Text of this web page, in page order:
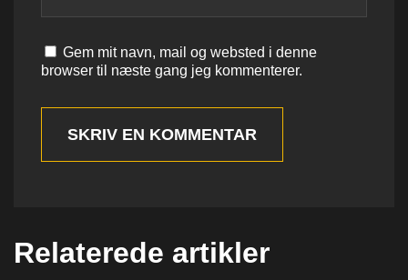
Gem mit navn, mail og websted i denne
browser til næste gang jeg kommenterer.
SKRIV EN KOMMENTAR
Relaterede artikler